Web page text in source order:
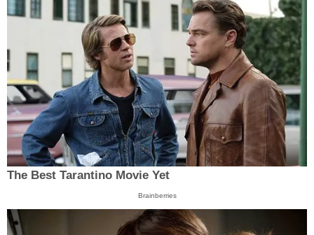
The Best Tarantino Movie Yet
Brainberries